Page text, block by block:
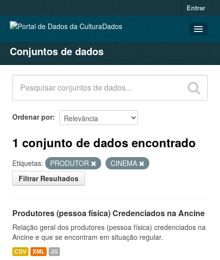
Entrar
CONJUNTOS DE DADOS
ORGANIZAÇÕES
GRUPOS
SOBRE
Conjuntos de dados
Ordenar por
1 conjunto de dados encontrado
Etiquetas: PRODUTOR
CINEMA
Filtrar Resultados
Produtores (pessoa física) Credenciados na Ancine
Relação geral dos produtores (pessoa física) credenciados na
Ancine e que se encontram em situação regular.
CSV XML JS